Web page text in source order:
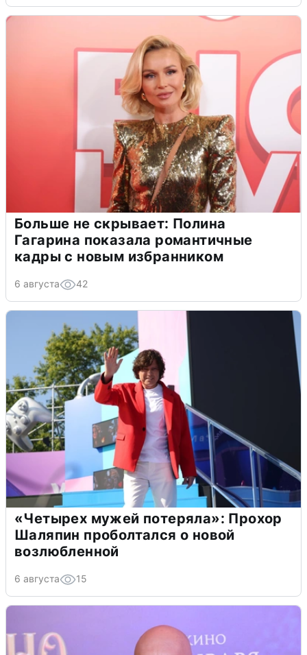
Больше не скрывает: Полина
Гагарина показала романтичные
кадры с новым избранником
6 августа 42
«Четырех мужей потеряла»: Прохор
Шаляпин проболтался о новой
возлюбленной
6 августа 15